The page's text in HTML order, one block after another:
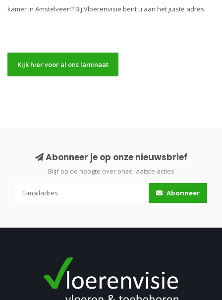
kamer in Amstelveen? Bij Vloerenvisie bent u aan het juiste adres.
Kijk hier voor al ons laminaat
Abonneer je op onze nieuwsbrief
Blijf op de hoogte over onze laatste acties
Abonneer